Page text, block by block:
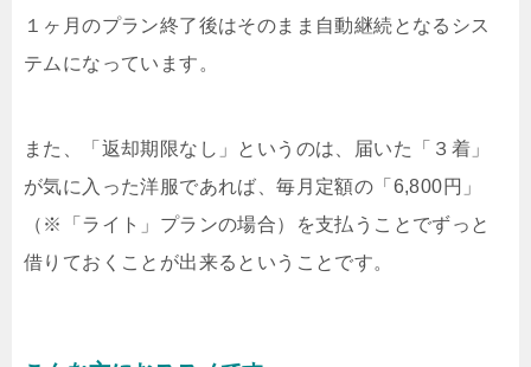
１ヶ月のプラン終了後はそのまま自動継続となるシス
テムになっています。
また、「返却期限なし」というのは、届いた「３着」
が気に入った洋服であれば、毎月定額の「6,800円」
（※「ライト」プランの場合）を支払うことでずっと
借りておくことが出来るということです。